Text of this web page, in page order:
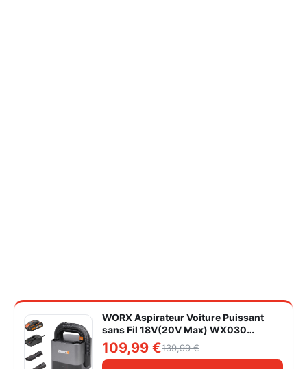
WORX Aspirateur Voiture Puissant
sans Fil 18V(20V Max) WX030
Aspirateur à Main sur Batterie 150W
10KPa avec Boîte de Rangement
Intégrée Dépoussiérage Maille
109,99 €139,99 €